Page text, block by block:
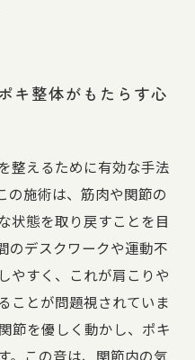
キ整体がもたらす心
整えるために有効な手法
の施術は、筋肉や関節の
状態を取り戻すことを目
のデスクワークや運動不
やすく、これが肩こりや
ことが問題視されていま
節を優しく動かし、ポキ
。この音は、関節内の気